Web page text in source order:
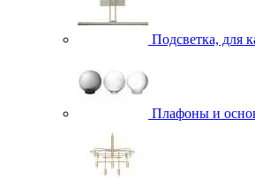
Подсветка, для
Плафоны и